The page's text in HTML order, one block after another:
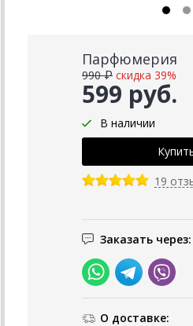
Парфюмерия
599 руб.
990 ₽ скидка 39%
В наличии
19
Заказать через:
О доставке: